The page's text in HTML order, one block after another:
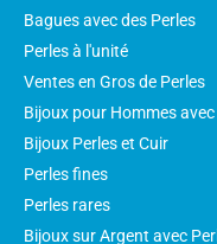
Bagues avec des Perles
Perles à l'unité
Ventes en Gros de Perles
Bijoux pour Hommes avec
Bijoux Perles et Cuir
Perles fines
Perles rares
Bijoux sur Argent avec